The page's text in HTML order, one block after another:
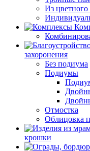
Из цветного
захоронения
Без подиума
Подиумы
Отмостка
Облицовка
крошки